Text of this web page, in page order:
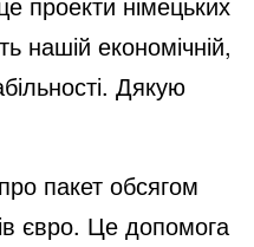
нашій економічній,
Дякую
пакет обсягом
євро. Це допомога